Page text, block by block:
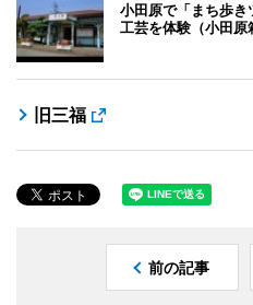
小田原で「まち歩
工芸を体験（小田原
旧三福
前の記事